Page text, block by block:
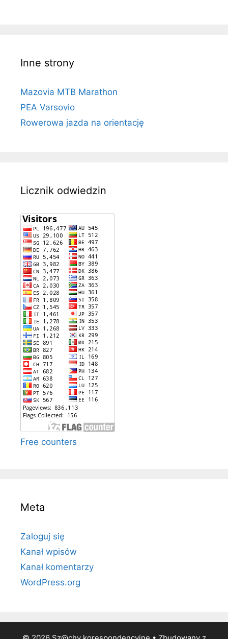
Inne strony
Mazovia MTB Marathon
PEA Varsovio
Rowerowa jazda na orientację
Licznik odwiedzin
Free counters
Meta
Zaloguj się
Kanał wpisów
Kanał komentarzy
WordPress.org